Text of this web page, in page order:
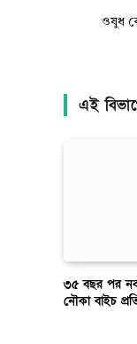
ওষুধ
এই
৩৫ বছর পর
নৌকা বাইচ